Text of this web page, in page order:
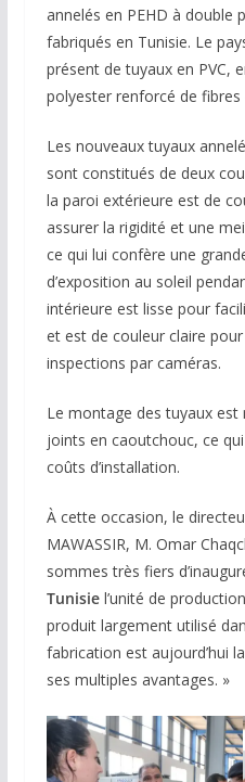
annelés en PEHD à double
fabriqués en Tunisie. Le
présent de tuyaux en PVC,
polyester renforcé de fibres
Les nouveaux tuyaux
sont constitués de deux
la paroi extérieure est de
assurer la rigidité et une
ce qui lui confère une
d’exposition au soleil
intérieure est lisse pour
et est de couleur claire pour
inspections par caméras.
Le montage des tuyaux est
joints en caoutchouc, ce
coûts d’installation.
À cette occasion, le
MAWASSIR, M. Omar
sommes très fiers
Tunisiel’unité de
produit largement utilisé
fabrication est aujourd’hui
ses multiples avantages. »